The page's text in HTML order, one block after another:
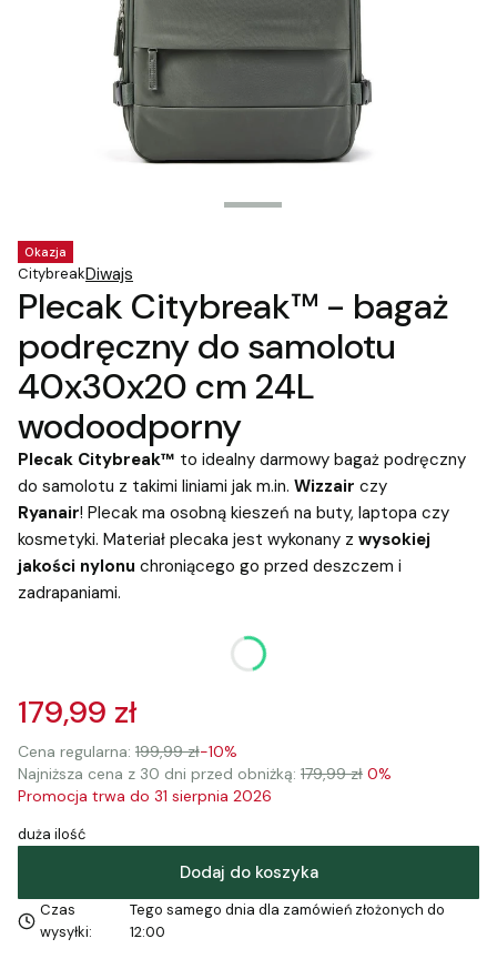
CitybreakDiwajs
Okazja
Plecak Citybreak™ - bagaż
podręczny do samolotu
40x30x20 cm 24L
wodoodporny
179,99 zł
Cena regularna: 199,99 zł-10%
Najniższa cena z 30 dni przed obniżką: 179,99 zł 0%
Promocja trwa do 31 sierpnia 2026
Plecak Citybreak™ to idealny darmowy bagaż podręczny
do samolotu z takimi liniami jak m.in. Wizzair czy
Ryanair! Plecak ma osobną kieszeń na buty, laptopa czy
kosmetyki. Materiał plecaka jest wykonany z wysokiej
jakości nylonu chroniącego go przed deszczem i
zadrapaniami.
duża ilość
Dodaj do koszyka
Czas
wysyłki:
Tego samego dnia dla zamówień złożonych do
12:00